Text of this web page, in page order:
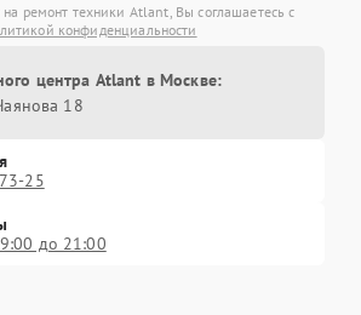
на ремонт техники Atlant, Вы соглашаетесь с
конфиденциальности
центра Atlant в Москве:
18
25
до 21:00